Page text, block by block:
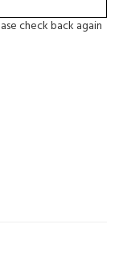
check back again